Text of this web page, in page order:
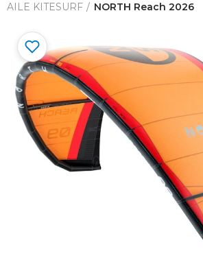
AILE KITESURF
NORTH Reach 2026